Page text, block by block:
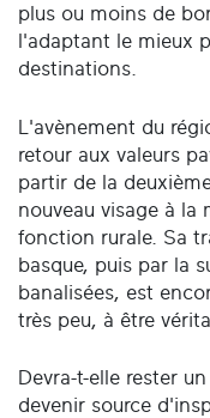
plus ou moins de
l'adaptant le mieux
destinations.
L'avènement du
retour aux valeurs
partir de la
nouveau visage à la
fonction rurale. Sa
basque, puis par la
banalisées, est
très peu, à être
Devra-t-elle rester
devenir source